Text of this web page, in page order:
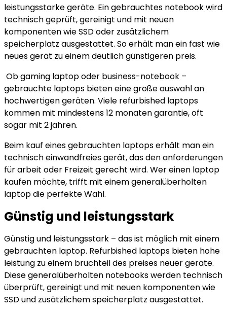
leistungsstarke geräte. Ein gebrauchtes notebook wird
technisch geprüft, gereinigt und mit neuen
komponenten wie SSD oder zusätzlichem
speicherplatz ausgestattet. So erhält man ein fast wie
neues gerät zu einem deutlich günstigeren preis.
Ob gaming laptop oder business-notebook –
gebrauchte laptops bieten eine große auswahl an
hochwertigen geräten. Viele refurbished laptops
kommen mit mindestens 12 monaten garantie, oft
sogar mit 2 jahren.
Beim kauf eines gebrauchten laptops erhält man ein
technisch einwandfreies gerät, das den anforderungen
für arbeit oder Freizeit gerecht wird. Wer einen laptop
kaufen möchte, trifft mit einem generalüberholten
laptop die perfekte Wahl.
Günstig und leistungsstark
Günstig und leistungsstark – das ist möglich mit einem
gebrauchten laptop. Refurbished laptops bieten hohe
leistung zu einem bruchteil des preises neuer geräte.
Diese generalüberholten notebooks werden technisch
überprüft, gereinigt und mit neuen komponenten wie
SSD und zusätzlichem speicherplatz ausgestattet.